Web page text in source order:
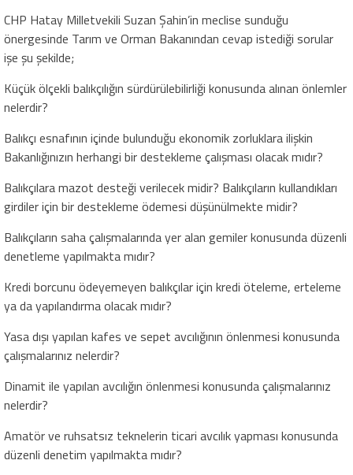
CHP Hatay Milletvekili Suzan Şahin’in meclise sunduğu
önergesinde Tarım ve Orman Bakanından cevap istediği sorular
işe şu şekilde;
Küçük ölçekli balıkçılığın sürdürülebilirliği konusunda alınan önlemler
nelerdir?
Balıkçı esnafının içinde bulunduğu ekonomik zorluklara ilişkin
Bakanlığınızın herhangi bir destekleme çalışması olacak mıdır?
Balıkçılara mazot desteği verilecek midir? Balıkçıların kullandıkları
girdiler için bir destekleme ödemesi düşünülmekte midir?
Balıkçıların saha çalışmalarında yer alan gemiler konusunda düzenli
denetleme yapılmakta mıdır?
Kredi borcunu ödeyemeyen balıkçılar için kredi öteleme, erteleme
ya da yapılandırma olacak mıdır?
Yasa dışı yapılan kafes ve sepet avcılığının önlenmesi konusunda
çalışmalarınız nelerdir?
Dinamit ile yapılan avcılığın önlenmesi konusunda çalışmalarınız
nelerdir?
Amatör ve ruhsatsız teknelerin ticari avcılık yapması konusunda
düzenli denetim yapılmakta mıdır?